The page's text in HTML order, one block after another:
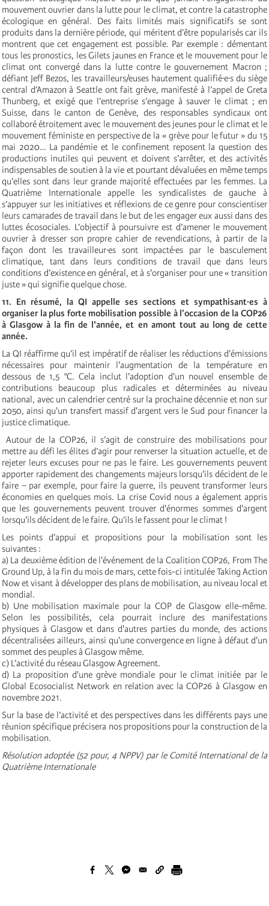
mouvement ouvrier dans la lutte pour le climat, et contre la catastrophe
écologique en général. Des faits limités mais significatifs se sont
produits dans la dernière période, qui méritent d’être popularisés car ils
montrent que cet engagement est possible. Par exemple : démentant
tous les pronostics, les Gilets jaunes en France et le mouvement pour le
climat ont convergé dans la lutte contre le gouvernement Macron ;
défiant Jeff Bezos, les travailleurs/euses hautement qualifié·e·s du siège
central d’Amazon à Seattle ont fait grève, manifesté à l’appel de Greta
Thunberg, et exigé que l’entreprise s’engage à sauver le climat ; en
Suisse, dans le canton de Genève, des responsables syndicaux ont
collaboré étroitement avec le mouvement des jeunes pour le climat et le
mouvement féministe en perspective de la « grève pour le futur » du 15
mai 2020… La pandémie et le confinement reposent la question des
productions inutiles qui peuvent et doivent s’arrêter, et des activités
indispensables de soutien à la vie et pourtant dévaluées en même temps
qu’elles sont dans leur grande majorité effectuées par les femmes. La
Quatrième Internationale appelle les syndicalistes de gauche à
s’appuyer sur les initiatives et réflexions de ce genre pour conscientiser
leurs camarades de travail dans le but de les engager eux aussi dans des
luttes écosociales. L’objectif à poursuivre est d’amener le mouvement
ouvrier à dresser son propre cahier de revendications, à partir de la
façon dont les travailleur·es sont impacté·es par le basculement
climatique, tant dans leurs conditions de travail que dans leurs
conditions d’existence en général, et à s'organiser pour une « transition
juste » qui signifie quelque chose.
11. En résumé, la QI appelle ses sections et sympathisant·es à
organiser la plus forte mobilisation possible à l’occasion de la COP26
à Glasgow à la fin de l'année, et en amont tout au long de cette
année.
La QI réaffirme qu’il est impératif de réaliser les réductions d'émissions
nécessaires pour maintenir l'augmentation de la température en
dessous de 1,5 °C. Cela inclut l'adoption d'un nouvel ensemble de
contributions beaucoup plus radicales et déterminées au niveau
national, avec un calendrier centré sur la prochaine décennie et non sur
2050, ainsi qu'un transfert massif d'argent vers le Sud pour financer la
justice climatique.
Autour de la COP26, il s’agit de construire des mobilisations pour
mettre au défi les élites d’agir pour renverser la situation actuelle, et de
rejeter leurs excuses pour ne pas le faire. Les gouvernements peuvent
apporter rapidement des changements majeurs lorsqu'ils décident de le
faire ­– par exemple, pour faire la guerre, ils peuvent transformer leurs
économies en quelques mois. La crise Covid nous a également appris
que les gouvernements peuvent trouver d'énormes sommes d'argent
lorsqu'ils décident de le faire. Qu’ils le fassent pour le climat !
Les points d’appui et propositions pour la mobilisation sont les
suivantes :
a) La deuxième édition de l'événement de la Coalition COP26, From The
Ground Up, à la fin du mois de mars, cette fois-ci intitulée Taking Action
Now et visant à développer des plans de mobilisation, au niveau local et
mondial.
b) Une mobilisation maximale pour la COP de Glasgow elle-même.
Selon les possibilités, cela pourrait inclure des manifestations
physiques à Glasgow et dans d'autres parties du monde, des actions
décentralisées ailleurs, ainsi qu'une convergence en ligne à défaut d'un
sommet des peuples à Glasgow même.
c) L’activité du réseau Glasgow Agreement.
d) La proposition d'une grève mondiale pour le climat initiée par le
Global Ecosocialist Network en relation avec la COP26 à Glasgow en
novembre 2021.
Sur la base de l’activité et des perspectives dans les différents pays une
réunion spécifique précisera nos propositions pour la construction de la
mobilisation.
Résolution adoptée (52 pour, 4 NPPV) par le Comité International de la
Quatrième Internationale